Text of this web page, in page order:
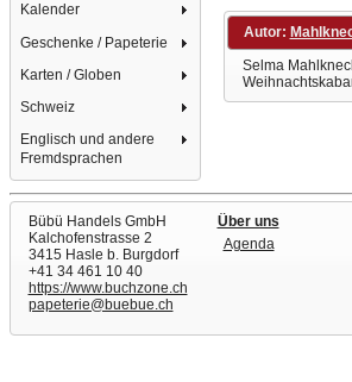
Kalender
Geschenke / Papeterie
Karten / Globen
Schweiz
Englisch und andere
Fremdsprachen
Autor:
Selma
Bübü Handels GmbH
Kalchofenstrasse 2
3415 Hasle b. Burgdorf
+41 34 461 10 40
https://www.buchzone.ch
papeterie@buebue.ch
Über uns
Agenda